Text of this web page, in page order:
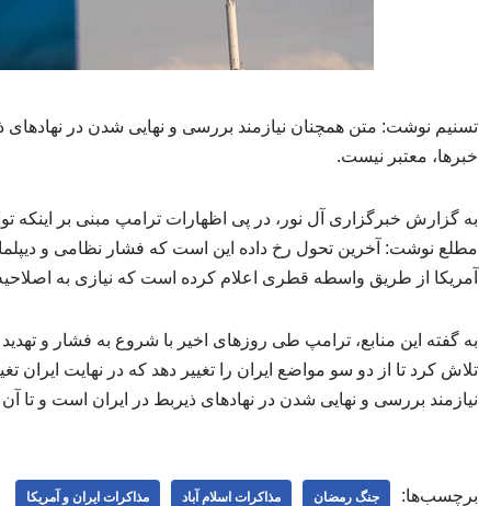
تسنیم نوشت: متن همچنان نیازمند بررسی و نهایی شدن در نهادهای
خبرها، معتبر نیست.
به گزارش خبرگزاری آل نور، در پی اظهارات ترامپ مبنی بر اینکه
آمریکا از طریق واسطه قطری اعلام کرده است که نیازی به
به گفته این منابع، ترامپ طی روزهای اخیر با شروع به فشار و
تلاش کرد تا از دو سو مواضع ایران را تغییر دهد که در نهایت ایران
نیازمند بررسی و نهایی شدن در نهادهای ذیربط در ایران است و تا
برچسب‌ها: جنگ رمضان مذاکرات اسلام آباد مذاکرات ایران و آمریکا